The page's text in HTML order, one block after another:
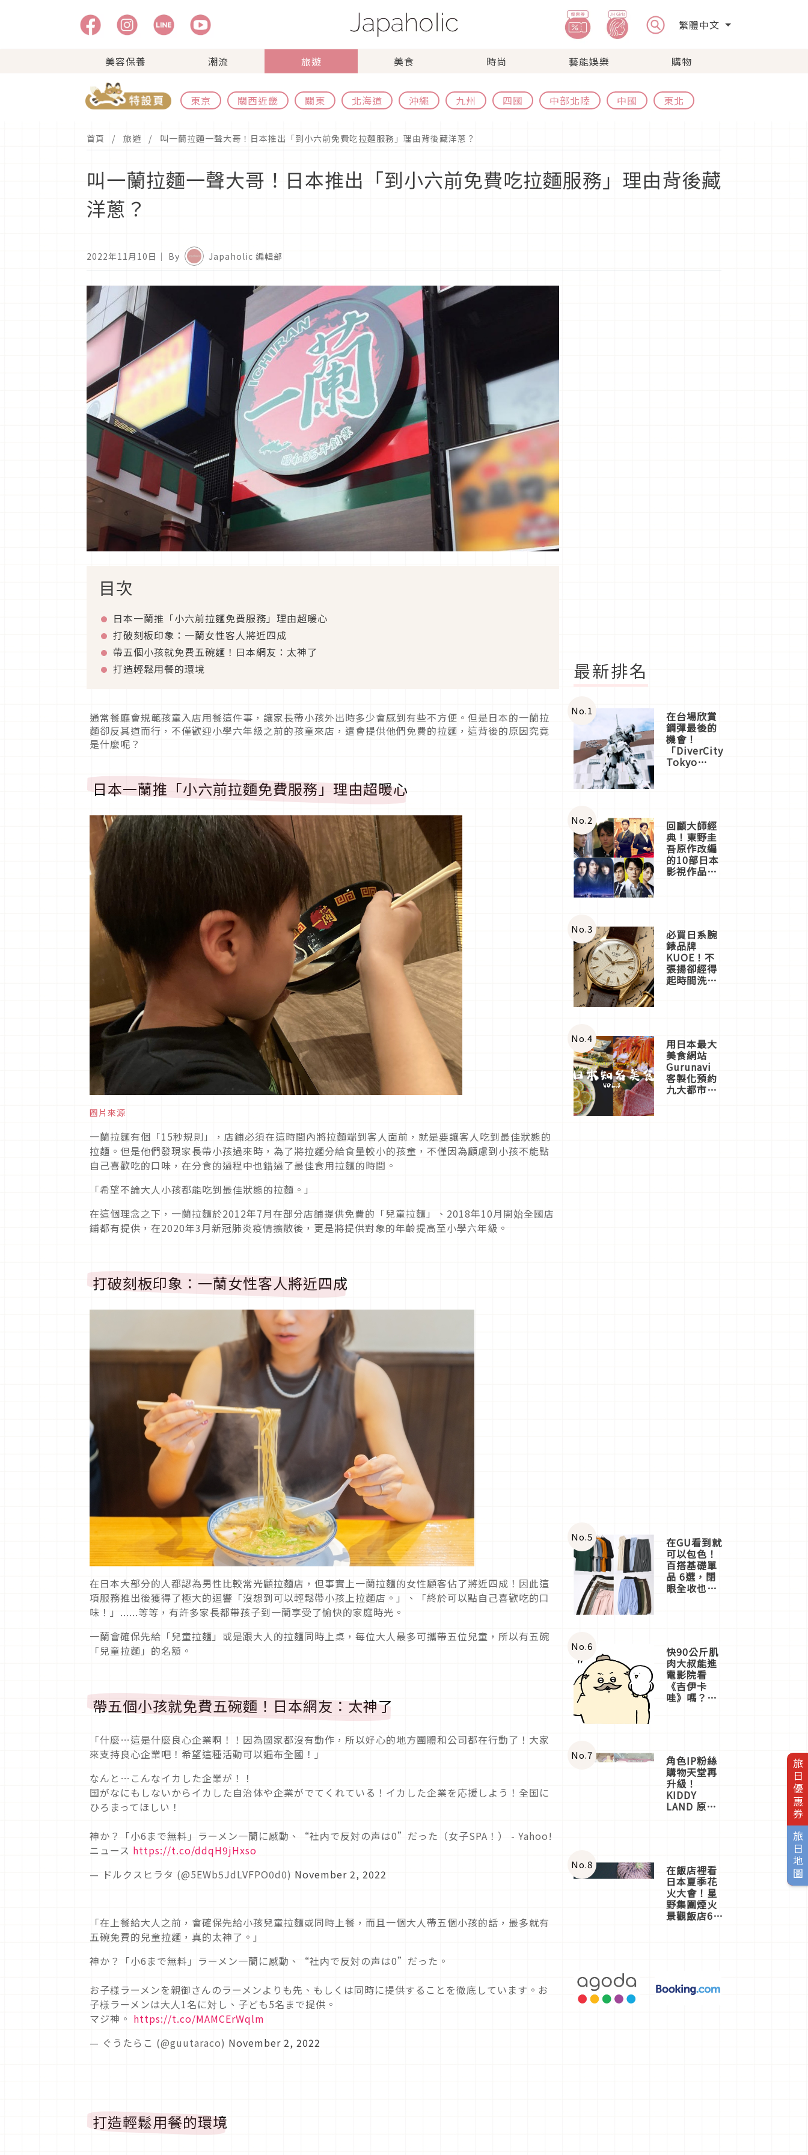
繁體中文
美容保養 潮流 旅遊 美食 時尚 藝能娛樂 購物
東京 關西近畿 關東 北海道 沖繩 九州 四國 中部北陸 中國 東北
旅日優惠券
旅日地圖
首頁 旅遊 叫一蘭拉麵一聲大哥！日本推出「到小六前免費吃拉麵服務」理由背後藏洋蔥？
叫一蘭拉麵一聲大哥！日本推出「到小六前免費吃拉麵服務」理由背後藏
洋蔥？
2022年11月10日 ｜ By Japaholic 編輯部
目次
日本一蘭推「小六前拉麵免費服務」理由超暖心
打破刻板印象：一蘭女性客人將近四成
帶五個小孩就免費五碗麵！日本網友：太神了
打造輕鬆用餐的環境
通常餐廳會規範孩童入店用餐這件事，讓家長帶小孩外出時多少會感到有些不方便。但是日本的一蘭拉
麵卻反其道而行，不僅歡迎小學六年級之前的孩童來店，還會提供他們免費的拉麵，這背後的原因究竟
是什麼呢？
日本一蘭推「小六前拉麵免費服務」理由超暖心
圖片來源
一蘭拉麵有個「15秒規則」，店鋪必須在這時間內將拉麵端到客人面前，就是要讓客人吃到最佳狀態的
拉麵。但是他們發現家長帶小孩過來時，為了將拉麵分給食量較小的孩童，不僅因為顧慮到小孩不能點
自己喜歡吃的口味，在分食的過程中也錯過了最佳食用拉麵的時間。
「希望不論大人小孩都能吃到最佳狀態的拉麵。」
在這個理念之下，一蘭拉麵於2012年7月在部分店鋪提供免費的「兒童拉麵」、2018年10月開始全國店
鋪都有提供，在2020年3月新冠肺炎疫情擴散後，更是將提供對象的年齡提高至小學六年級。
打破刻板印象：一蘭女性客人將近四成
在日本大部分的人都認為男性比較常光顧拉麵店，但事實上一蘭拉麵的女性顧客佔了將近四成！因此這
項服務推出後獲得了極大的迴響「沒想到可以輕鬆帶小孩上拉麵店。」、「終於可以點自己喜歡吃的口
味！」......等等，有許多家長都帶孩子到一蘭享受了愉快的家庭時光。
一蘭會確保先給「兒童拉麵」或是跟大人的拉麵同時上桌，每位大人最多可攜帶五位兒童，所以有五碗
「兒童拉麵」的名額。
帶五個小孩就免費五碗麵！日本網友：太神了
「什麼…這是什麼良心企業啊！！因為國家都沒有動作，所以好心的地方團體和公司都在行動了！大家
來支持良心企業吧！希望這種活動可以遍布全國！」
なんと…こんなイカした企業が！！
国がなにもしないからイカした自治体や企業がでてくれている！イカした企業を応援しよう！全国に
ひろまってほしい！
神か？「小6まで無料」ラーメン一蘭に感動、“社内で反対の声は0”だった（女子SPA！） - Yahoo!
ニュース https://t.co/ddqH9jHxso
— ドルクスヒラタ (@5EWb5JdLVFPO0d0) November 2, 2022
「在上餐給大人之前，會確保先給小孩兒童拉麵或同時上餐，而且一個大人帶五個小孩的話，最多就有
五碗免費的兒童拉麵，真的太神了。」
神か？「小6まで無料」ラーメン一蘭に感動、“社内で反対の声は0”だった。
お子様ラーメンを親御さんのラーメンよりも先、もしくは同時に提供することを徹底しています。お
子様ラーメンは大人1名に対し、子ども5名まで提供。
マジ神。 https://t.co/MAMCErWqlm
— ぐうたらこ (@guutaraco) November 2, 2022
打造輕鬆用餐的環境
最新排名
No.1 在台場欣賞
鋼彈最後的
機會！
「DiverCity
Tokyo
體驗
No.2 回顧大師經
典！東野圭
吾原作改編
的10部日本
影視作品推
No.3 必買日系腕
錶品牌
KUOE！不
張揚卻經得
起時間洗鍊
No.4 用日本最大
美食網站
Gurunavi
客製化預約
九大都市餐
No.5 在GU看到就
可以包色！
百搭基礎單
品 6選，閉
眼全收也不
No.6 快90公斤肌
肉大叔能進
電影院看
《吉伊卡
哇》嗎？日
一同給出了
答案
No.7 角色IP粉絲
購物天堂再
升級！
KIDDY
LAND 原宿
店3分即達
No.8 在飯店裡看
日本夏季花
火大會！星
野集團煙火
景觀飯店6